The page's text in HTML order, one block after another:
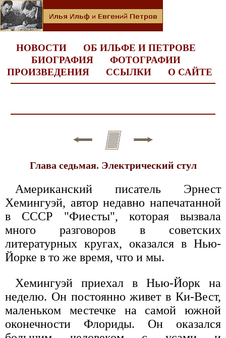
НОВОСТИ
ОБ ИЛЬФЕ И ПЕТРОВЕ
БИОГРАФИЯ
ФОТОГРАФИИ
ПРОИЗВЕДЕНИЯ
ССЫЛКИ О САЙТЕ
Глава седьмая. Электрический стул
Американский писатель Эрнест
Хемингуэй, автор недавно напечатанной
в СССР "Фиесты", которая вызвала
много разговоров в советских
литературных кругах, оказался в Нью-
Йорке в то же время, что и мы.
Хемингуэй приехал в Нью-Йорк на
неделю. Он постоянно живет в Ки-Вест,
маленьком местечке на самой южной
оконечности Флориды. Он оказался